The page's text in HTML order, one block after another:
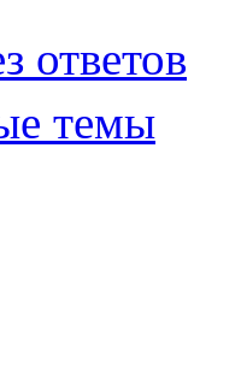
ответов
темы